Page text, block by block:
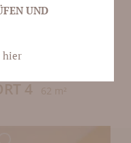
UND
hier
4 62 m²